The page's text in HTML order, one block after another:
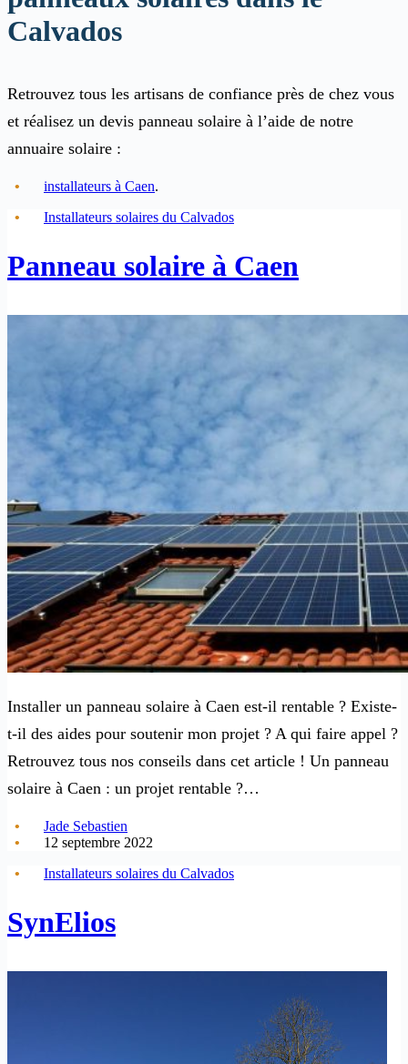
Calvados
Retrouvez tous les artisans de confiance près de chez vous
et réalisez un devis panneau solaire à l’aide de notre
annuaire solaire :
installateurs à Caen.
Installateurs solaires du Calvados
Panneau solaire à Caen
Installer un panneau solaire à Caen est-il rentable ? Existe-
t-il des aides pour soutenir mon projet ? A qui faire appel ?
Retrouvez tous nos conseils dans cet article ! Un panneau
solaire à Caen : un projet rentable ?…
Jade Sebastien
12 septembre 2022
Installateurs solaires du Calvados
SynElios